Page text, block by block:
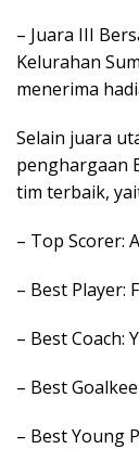
– Juara III
Kelurahan
menerima
Selain juara
penghargaan
tim terbaik,
– Top Scorer:
– Best Player:
– Best Coach:
– Best
– Best Young